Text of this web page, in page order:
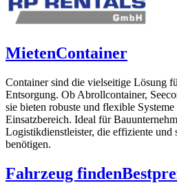
MietenContainer
Container sind die vielseitige Lösung
Entsorgung. Ob Abrollcontainer,
sie bieten robuste und flexible
Einsatzbereich. Ideal für
Logistikdienstleister, die effiziente und
benötigen.
Fahrzeug finden